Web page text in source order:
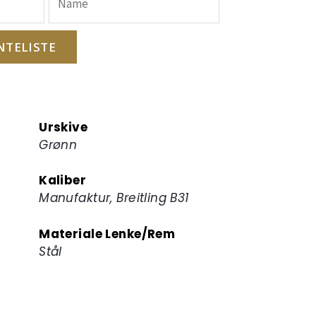
Urskive
Grønn
Kaliber
Manufaktur, Breitling B31
Materiale Lenke/Rem
Stål